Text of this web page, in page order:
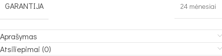
GARANTIJA 24 mėnesiai
Aprašymas
Atsiliepimai (0)